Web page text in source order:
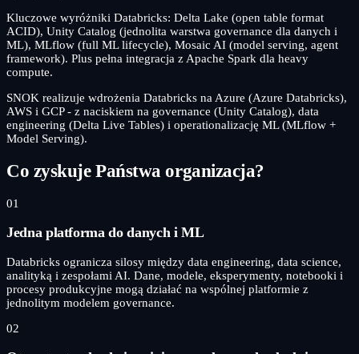
Kluczowe wyróżniki Databricks: Delta Lake (open table format
ACID), Unity Catalog (jednolita warstwa governance dla danych i
ML), MLflow (full ML lifecycle), Mosaic AI (model serving, agent
framework). Plus pełna integracja z Apache Spark dla heavy
compute.
SNOK realizuje wdrożenia Databricks na Azure (Azure Databricks),
AWS i GCP - z naciskiem na governance (Unity Catalog), data
engineering (Delta Live Tables) i operationalizację ML (MLflow +
Model Serving).
Co zyskuje Państwa organizacja?
01
Jedna platforma do danych i ML
Databricks ogranicza silosy między data engineering, data science,
analityką i zespołami AI. Dane, modele, eksperymenty, notebooki i
procesy produkcyjne mogą działać na wspólnej platformie z
jednolitym modelem governance.
02